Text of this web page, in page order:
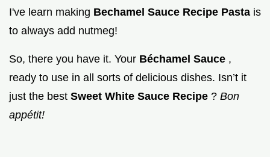
I've learn making Bechamel Sauce Recipe Pasta is
to always add nutmeg!
So, there you have it. Your Béchamel Sauce ,
ready to use in all sorts of delicious dishes. Isn’t it
just the best Sweet White Sauce Recipe ? Bon
appétit!